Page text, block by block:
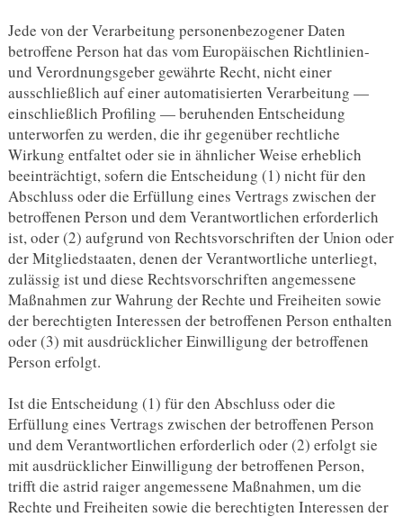
Jede von der Verarbeitung personenbezogener Daten
betroffene Person hat das vom Europäischen Richtlinien-
und Verordnungsgeber gewährte Recht, nicht einer
ausschließlich auf einer automatisierten Verarbeitung —
einschließlich Profiling — beruhenden Entscheidung
unterworfen zu werden, die ihr gegenüber rechtliche
Wirkung entfaltet oder sie in ähnlicher Weise erheblich
beeinträchtigt, sofern die Entscheidung (1) nicht für den
Abschluss oder die Erfüllung eines Vertrags zwischen der
betroffenen Person und dem Verantwortlichen erforderlich
ist, oder (2) aufgrund von Rechtsvorschriften der Union oder
der Mitgliedstaaten, denen der Verantwortliche unterliegt,
zulässig ist und diese Rechtsvorschriften angemessene
Maßnahmen zur Wahrung der Rechte und Freiheiten sowie
der berechtigten Interessen der betroffenen Person enthalten
oder (3) mit ausdrücklicher Einwilligung der betroffenen
Person erfolgt.
Ist die Entscheidung (1) für den Abschluss oder die
Erfüllung eines Vertrags zwischen der betroffenen Person
und dem Verantwortlichen erforderlich oder (2) erfolgt sie
mit ausdrücklicher Einwilligung der betroffenen Person,
trifft die astrid raiger angemessene Maßnahmen, um die
Rechte und Freiheiten sowie die berechtigten Interessen der